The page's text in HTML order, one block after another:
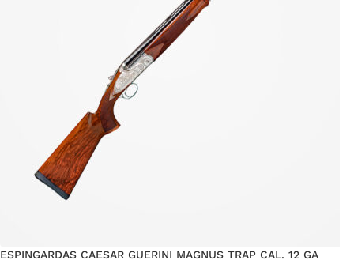
ESPINGARDAS CAESAR GUERINI MAGNUS TRAP CAL. 12 GA